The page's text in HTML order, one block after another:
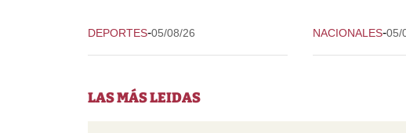
DEPORTES-05/08/26 NACIONALES-05/
LAS MÁS LEIDAS